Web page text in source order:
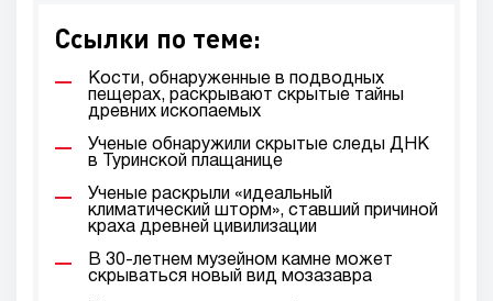
Ссылки по теме:
Кости, обнаруженные в подводных
пещерах, раскрывают скрытые тайны
древних ископаемых
Ученые обнаружили скрытые следы ДНК
в Туринской плащанице
Ученые раскрыли «идеальный
климатический шторм», ставший причиной
краха древней цивилизации
В 30-летнем музейном камне может
скрываться новый вид мозазавра